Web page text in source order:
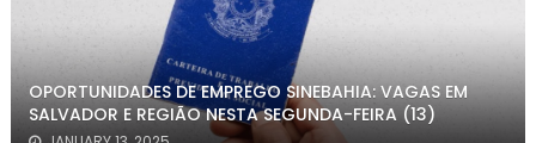
OPORTUNIDADES DE EMPREGO SINEBAHIA: VAGAS EM
SALVADOR E REGIÃO NESTA SEGUNDA-FEIRA (13)